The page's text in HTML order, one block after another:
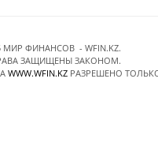
МИР ФИНАНСОВ - WFIN.KZ.
ЗАЩИЩЕНЫ ЗАКОНОМ.
WWW.WFIN.KZ РАЗРЕШЕНО